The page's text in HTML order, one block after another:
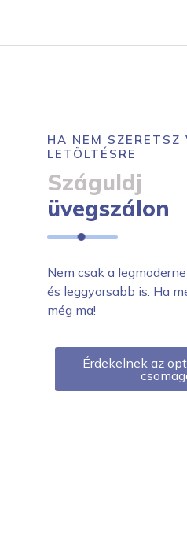
HA NEM SZERETSZ
LETÖLTÉSRE
Száguldj
üvegszálon
Nem csak a
és leggyorsabb is. Ha
még ma!
Érdekelnek az